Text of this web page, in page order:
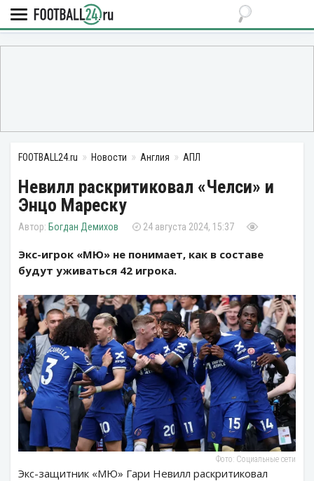
FOOTBALL24.ru Новости Англия АПЛ
Невилл раскритиковал «Челси» и
Энцо Мареску
Богдан Демихов 24 августа 2024, 15:37
Экс-игрок «МЮ» не понимает, как в составе
будут уживаться 42 игрока.
Фото: Социальные сети
Экс-защитник «МЮ» Гари Невилл раскритиковал